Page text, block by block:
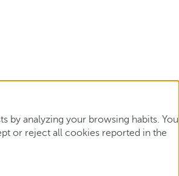
by analyzing your browsing habits. You
or reject all cookies reported in the